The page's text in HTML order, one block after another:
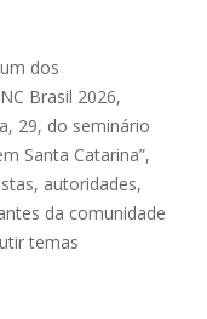
dos
Brasil 2026,
29, do seminário
Santa Catarina”,
autoridades,
da comunidade
temas